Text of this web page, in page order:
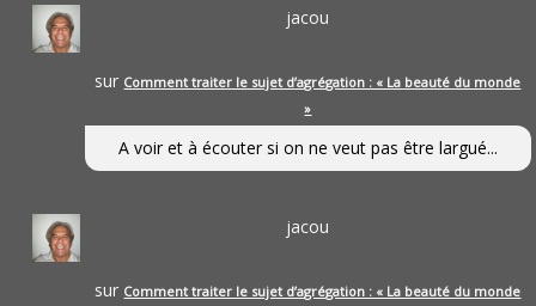
jacou
sur Comment traiter le sujet d’agrégation : « La beauté du monde
»
A voir et à écouter si on ne veut pas être largué...
jacou
sur Comment traiter le sujet d’agrégation : « La beauté du monde